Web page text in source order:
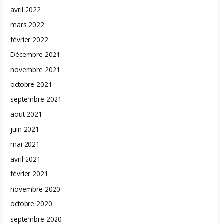
avril 2022
mars 2022
février 2022
Décembre 2021
novembre 2021
octobre 2021
septembre 2021
août 2021
juin 2021
mai 2021
avril 2021
février 2021
novembre 2020
octobre 2020
septembre 2020